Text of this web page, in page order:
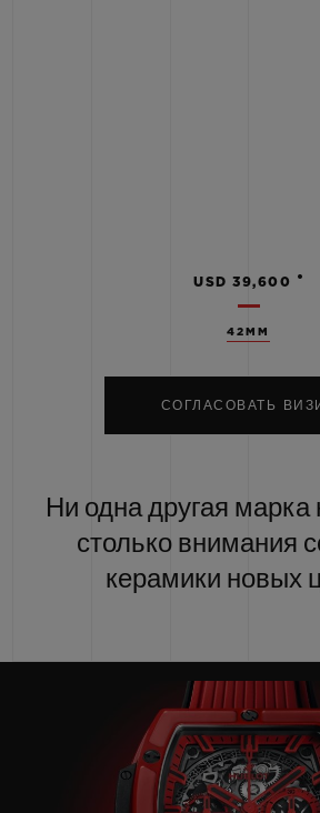
42MM
USD 39,600 •
СОГЛАСОВАТЬ
Ни одна другая марка
столько внимания
керамики новых